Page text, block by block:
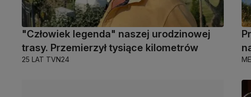
"Człowiek legenda" naszej urodzinowej
trasy. Przemierzył tysiące kilometrów
25 LAT TVN24